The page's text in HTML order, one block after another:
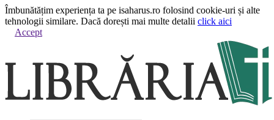
Îmbunătățim experiența ta pe isaharus.ro folosind cookie-uri și alte
tehnologii similare. Dacă dorești mai multe detalii click aici
Accept